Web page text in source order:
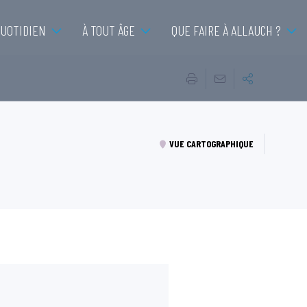
À TOUT ÂGE QUE FAIRE À ALLAUCH ?
VUE CARTOGRAPHIQUE